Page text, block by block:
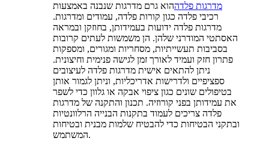
מדרגות פלדההוא גרם מדרגות שנבנה באמצעות
רכיבי פלדה כגון קורות פלדה, עמודים ומדרגות.
מדרגות פלדה ידועות בעמידותן, בחוזקן ובמראה
האסתטי המודרני שלהן. הן משמשות לעתים קרובות
בסביבות תעשייתיות, מסחריות ומגורים, ומספקות
פתרון חזק ועמיד לאורך זמן לגישה פנימית וחיצונית.
ניתן להתאים אישית מדרגות פלדה לעיצובים
ספציפיים ולדרישות אדריכליות, וניתן לגמור אותן
בטיפולים שונים כגון ציפוי אבקה או גלוון כדי לשפר
את עמידותן בפני קורוזיה. תכנון והתקנה של מדרגות
פלדה צריכים לעמוד בתקנות הבנייה הרלוונטיות
ובתקני הבטיחות כדי להבטיח שלמות מבנית ובטיחות
המשתמש.